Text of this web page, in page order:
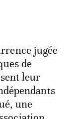
jugée
de
leur
une